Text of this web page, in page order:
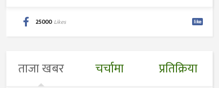
25000 Likes like
ताजा खबर चर्चामा प्रतिक्रिया